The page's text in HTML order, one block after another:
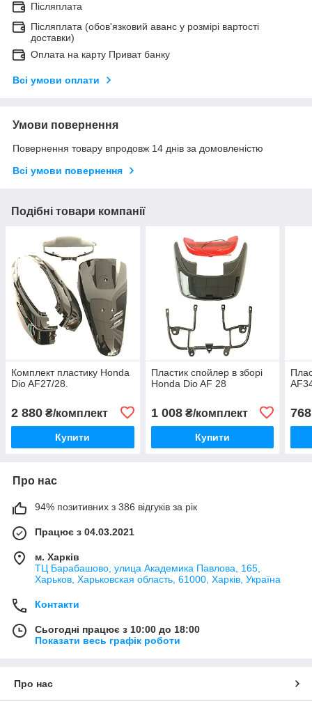
Післяплата
Післяплата (обов'язковий аванс у розмірі вартості
доставки)
Оплата на карту Приват банку
Всі умови оплати
Умови повернення
Повернення товару впродовж 14 днів за домовленістю
Всі умови повернення
Подібні товари компанії
Комплект пластику Honda
Dio AF27/28.
2 880 ₴/комплект
Купити
Пластик спойлер в зборі
Honda Dio AF 28
1 008₴/комплект
Купити
768
Про нас
94% позитивних з 386 відгуків за рік
Працює з 04.03.2021
м. Харків
ТЦ Барабашово, улица Академика Павлова, 165,
Харьков, Харьковская область, 61000, Харків, Україна
Контакти
Сьогодні працює з 10:00 до 18:00
Показати весь графік роботи
Про нас